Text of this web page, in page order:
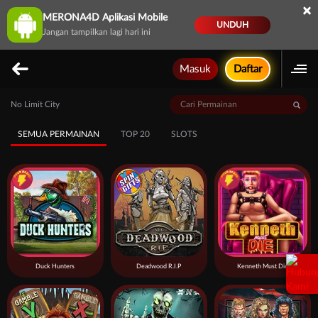
MERONA4D Aplikasi Mobile
Jangan tampilkan lagi hari ini
UNDUH
×
Masuk Daftar
No Limit City
SEMUA PERMAINAN TOP 20 SLOTS
Duck Hunters Deadwood R.I.P Kenneth Must Die